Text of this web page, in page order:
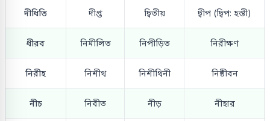
দীধিতি দীপ্ত দ্বিতীয় দ্বীপ (দ্বিপ: হস্তী)
ধীরব নিমীলিত নিপীড়িত নিরীক্ষণ
নিরীহ নিশীথ নিশীথিনী নিষ্ঠীবন
নীচ নিবীত নীড় নীহার